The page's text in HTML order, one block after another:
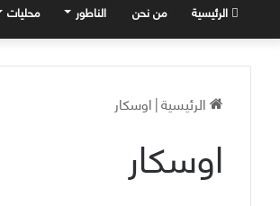
الرئيسية من نحن الناطور محليات
الرئيسية|اوسكار
اوسكار